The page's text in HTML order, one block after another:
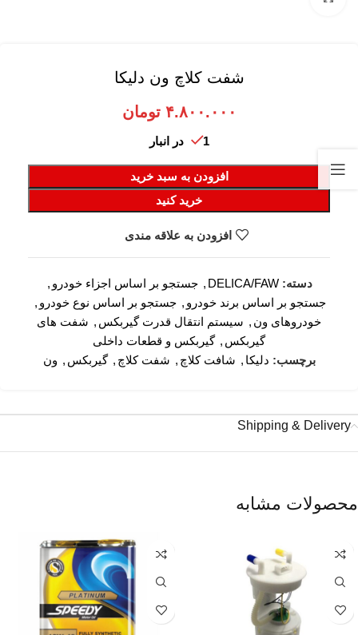
شفت کلاچ ون دلیکا
۴.۸۰۰.۰۰۰ تومان
1 در انبار
افزودن به سبد خرید
خرید کنید
افزودن به علاقه مندی
دسته: DELICA/FAW
, جستجو بر اساس اجزاء خودرو ,
جستجو بر اساس برند خودرو , جستجو بر اساس نوع خودرو ,
خودروهای ون , سیستم انتقال قدرت گیربکس , شفت های
گیربکس , گیربکس و قطعات داخلی
برچسب: دلیکا , شافت کلاچ , شفت کلاچ , گیربکس , ون
Shipping & Delivery
محصولات مشابه